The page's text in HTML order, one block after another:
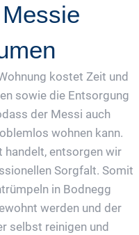
kostet Zeit und
sowie die Entsorgung
der Messi auch
wohnen kann.
handelt, entsorgen wir
Sorgfalt. Somit
in Bodnegg
werden und der
selbst reinigen und